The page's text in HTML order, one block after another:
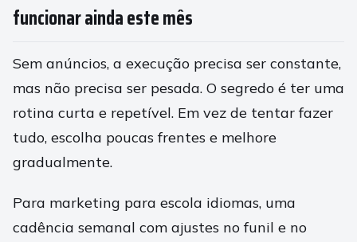
funcionar ainda este mês
Sem anúncios, a execução precisa ser constante,
mas não precisa ser pesada. O segredo é ter uma
rotina curta e repetível. Em vez de tentar fazer
tudo, escolha poucas frentes e melhore
gradualmente.
Para marketing para escola idiomas, uma
cadência semanal com ajustes no funil e no